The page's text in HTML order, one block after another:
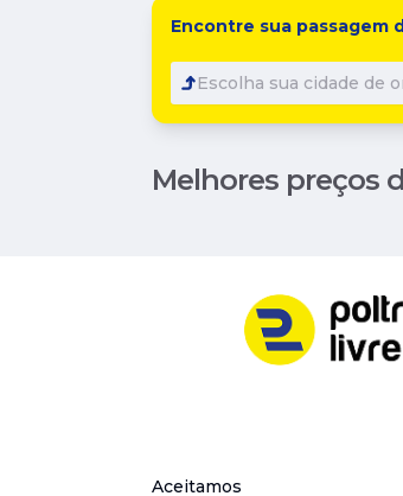
Encontre sua passagem
Escolha sua cidade de
Melhores preços
Aceitamos